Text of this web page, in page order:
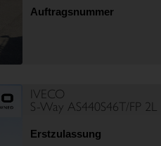
Auftragsnummer
IVECO
S-Way AS440S46T/FP 2L
Erstzulassung